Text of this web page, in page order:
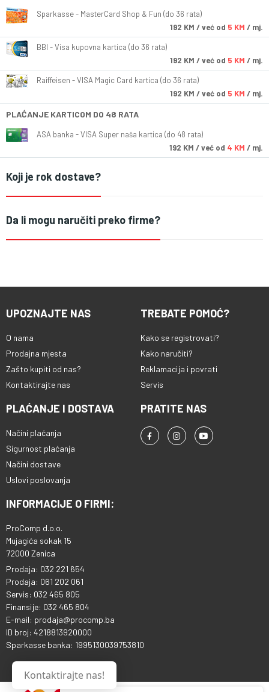
Sparkasse - MasterCard Shop & Fun (do 36 rata)
192 KM / već od 5 KM / mj.
BBI - Visa kupovna kartica (do 36 rata)
192 KM / već od 5 KM / mj.
Raiffeisen - VISA Magic Card kartica (do 36 rata)
192 KM / već od 5 KM / mj.
PLAĆANJE KARTICOM DO 48 RATA
ASA banka - VISA Super naša kartica (do 48 rata)
192 KM / već od 4 KM / mj.
Koji je rok dostave?
Da li mogu naručiti preko firme?
UPOZNAJTE NAS
O nama
Prodajna mjesta
Zašto kupiti od nas?
Kontaktirajte nas
TREBATE POMOĆ?
Kako se registrovati?
Kako naručiti?
Reklamacija i povrati
Servis
PLAĆANJE I DOSTAVA
Načini plaćanja
Sigurnost plaćanja
Načini dostave
Uslovi poslovanja
PRATITE NAS
INFORMACIJE O FIRMI:
ProComp d.o.o.
Mujagića sokak 15
72000 Zenica
Prodaja: 032 221 654
Prodaja: 061 202 061
Servis: 032 465 805
Finansije: 032 465 804
E-mail: prodaja@procomp.ba
ID broj: 4218813920000
Sparkasse banka: 1995130039753810
Kontaktirajte nas!